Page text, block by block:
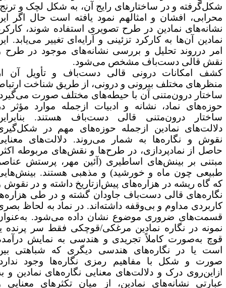
و در ساختارهای رایج آن، به شکل لچک و ترنج،
افشان و امثالهم نمود یافته است حال اگر این
نمادین در طرح تصویری استفاده شوند، کارکرد
آن‌ها به کارکرد تزئینی و آرایه‌ای تغییر می‌یابد. این
درروند تحلیل و بررسی نشانه‌های موجود در طرح و
قالی دست‌باف مشخص می‌شود.
امکانات درونی قالی دست‌باف و تأویل آن از
مختلف بیرونی و درونی، از طریق شناخت ارتباط
درون‌متنی آن با حیطه‌های مختلف صورت می‌گیرد.
نماد، نشانه و ادبیات ازجمله موارد مؤثر در
درون‌متنی قالی دست‌باف هستند. بنابراین
نمادین ازجمله حوزه‌های مهم در شکل‌گیری
و نگاره‌ها به شمار می‌روند. دلالت‌های معنایی
از نمادپردازی، در طرح‌ها و نقش‌های مربوطه اکثراً
بر بینش‌های اساطیری (آئین مهر، پرستش عناصر
چون ماه و خورشید) و مذهبی هستند. بینش‌هایی
گاه ریشه در هزاره‌های پیش‌ازتاریخ داشته و در نقوش و
قالی دست‌باف جاودان گشته و در طی هزاره‌ها
مداوم و بی‌وقفه داشته‌اند. در نماد به لحاظ بصری
ضروری موضوع نشان داده می‌شود. به‌عنوان
در نگاره نمادین مرغکی/قوچکی فقط سر پرنده یا
به‌صورت کاملاً تجریدی و هندسی به نمایش درآمده
یا در نگاره‌های هندسی دیگری که شباهتی بین
و شکل با مفاهیم رمزی نگاره‌ها وجود ندارد.
درک و دلالت‌های معنایی نگاره‌های نمادین و به
نشانه‌های نمادین، از میان تکثرهای معنایی و